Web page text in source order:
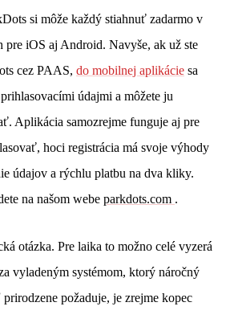
si môže každý stiahnuť zadarmo v
pre iOS aj Android. Navyše, ak už ste
cez PAAS, do mobilnej aplikácie sa
údajmi a môžete ju
Aplikácia samozrejme funguje aj pre
hoci registrácia má svoje výhody
údajov a rýchlu platbu na dva kliky.
na našom webe parkdots.com .
otázka. Pre laika to možno celé vyzerá
vyladeným systémom, ktorý náročný
požaduje, je zrejme kopec